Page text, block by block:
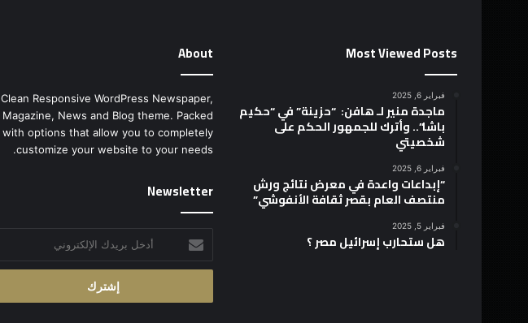
Most Viewed Posts
فبراير 6, 2025
ماجدة منير لـ هافن: “حزينة” في “حكيم
باشا”.. وأترك للجمهور الحكم على
شخصيتي
فبراير 6, 2025
“إبداعات واعدة في معرض نتائج ورش
منتصف العام بقصر ثقافة الأنفوشي”
فبراير 5, 2025
هل ستحارب إسرائيل مصر ؟
About
Clean Responsive WordPress Newspaper,
Magazine, News and Blog theme. Packed
with options that allow you to completely
customize your website to your needs.
Newsletter
بريدك
الإلكتروني